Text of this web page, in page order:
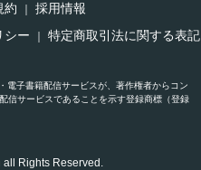
約
採用情報
シー 特定商取引法に関する表記
電子書籍配信サービスが、著作権者からコン
信サービスであることを示す登録商標（登録
Rights Reserved.